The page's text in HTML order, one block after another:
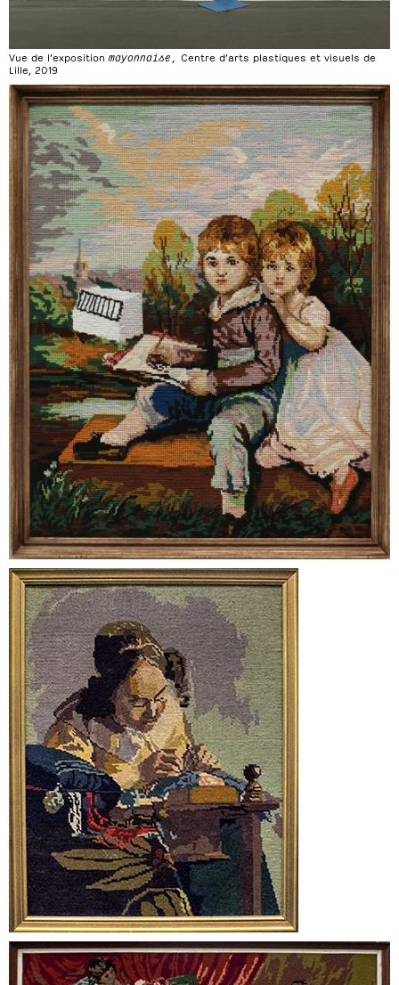
Vue de l’exposition mayonnaise, Centre d’arts plastiques et visuels de
Lille, 2019